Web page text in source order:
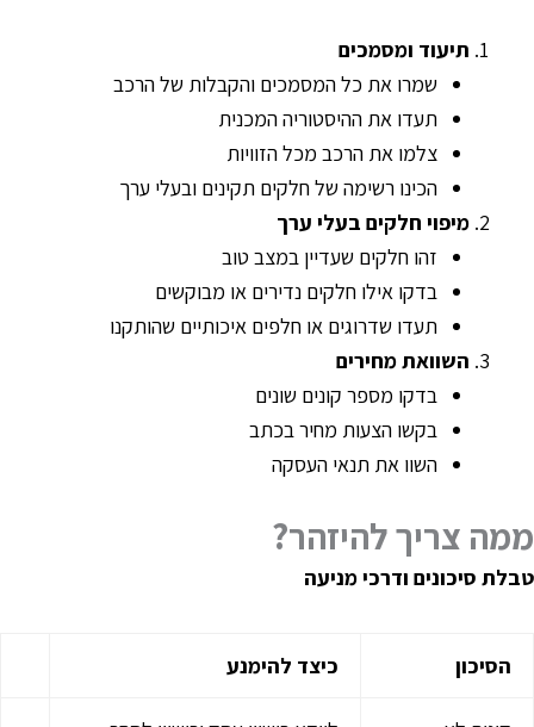
תיעוד ומסמכים
שמרו את כל המסמכים והקבלות של הרכב
תעדו את ההיסטוריה המכנית
צלמו את הרכב מכל הזוויות
הכינו רשימה של חלקים תקינים ובעלי ערך
מיפוי חלקים בעלי ערך
זהו חלקים שעדיין במצב טוב
בדקו אילו חלקים נדירים או מבוקשים
תעדו שדרוגים או חלפים איכותיים שהותקנו
השוואת מחירים
בדקו מספר קונים שונים
בקשו הצעות מחיר בכתב
השוו את תנאי העסקה
צריך להיזהר?
סיכונים ודרכי מניעה
הסיכון כיצד להימנע